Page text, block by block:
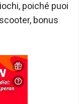
poiché puoi
bonus